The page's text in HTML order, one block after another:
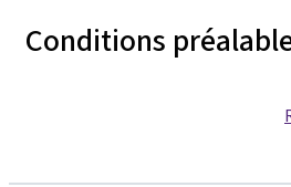
Conditions